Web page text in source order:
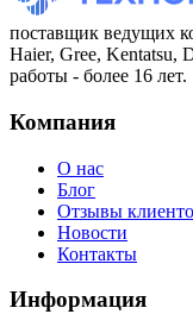
поставщик ведущих
Haier, Gree,
работы - более 16 лет.
Компания
О нас
Блог
Отзывы
Новости
Контакты
Информация